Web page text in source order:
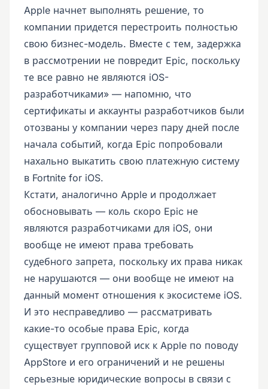
Apple начнет выполнять решение, то
компании придется перестроить полностью
свою бизнес-модель. Вместе с тем, задержка
в рассмотрении не повредит Epic, поскольку
те все равно не являются iOS-
разработчиками» — напомню, что
сертификаты и аккаунты разработчиков были
отозваны у компании через пару дней после
начала событий, когда Epic попробовали
нахально выкатить свою платежную систему
в Fortnite for iOS.
Кстати, аналогично Apple и продолжает
обосновывать — коль скоро Epic не
являются разработчиками для iOS, они
вообще не имеют права требовать
судебного запрета, поскольку их права никак
не нарушаются — они вообще не имеют на
данный момент отношения к экосистеме iOS.
И это несправедливо — рассматривать
какие-то особые права Epic, когда
существует групповой иск к Apple по поводу
AppStore и его ограничений и не решены
серьезные юридические вопросы в связи с